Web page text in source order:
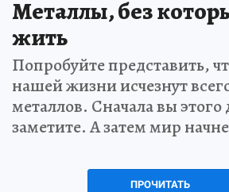
Металлы, без
жить
Попробуйте представить,
нашей жизни исчезнут
металлов. Сначала вы этого
заметите. А затем мир
ПРОЧИТАТЬ